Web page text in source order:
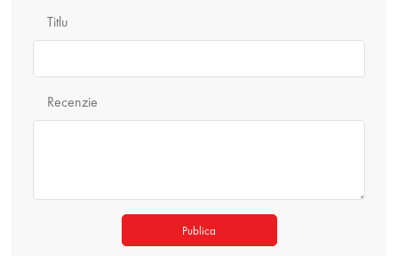
Titlu
Recenzie
Publica